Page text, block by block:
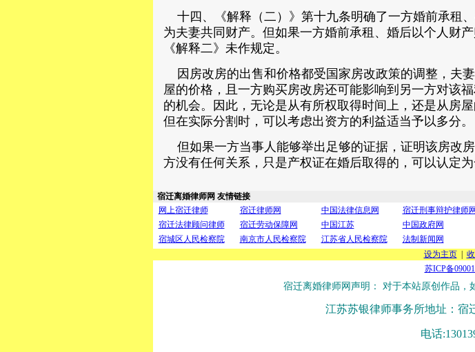
十四、《解释（二）》第十九条明确了一方婚前承租
为夫妻共同财产。但如果一方婚前承租、婚后以个人财
《解释二》未作规定。
因房改房的出售和价格都受国家房改政策的调整，夫
屋的价格，且一方购买房改房还可能影响到另一方对该
的机会。因此，无论是从有所权取得时间上，还是从房
但在实际分割时，可以考虑出资方的利益适当予以多分。
但如果一方当事人能够举出足够的证据，证明该房改
方没有任何关系，只是产权证在婚后取得的，可以认定
宿迁离婚律师网 友情链接
网上宿迁律师
宿迁律师网 中国法律信息网 宿迁刑事辩护律师网
宿迁法律顾问律师
宿迁劳动保障网 中国江苏 中国政府网
宿城区人民检察院
南京市人民检察院 江苏省人民检察院 法制新闻网
设为主页|
苏ICP备
宿迁离婚律师网声明： 对于本站原创作品，
江苏苏银律师事务所地址： 宿
电话